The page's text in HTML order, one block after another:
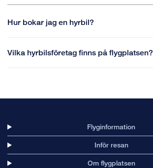
Hur bokar jag en hyrbil?
Vilka hyrbilsföretag finns på flygplatsen?
Flyginformation
Inför resan
Om flygplatsen